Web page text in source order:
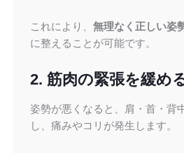
これにより、 無理なく正しい姿
に整えることが可能です。
2. 筋肉の緊張を緩め
姿勢が悪くなると、肩・首・背
し、痛みやコリが発生します。